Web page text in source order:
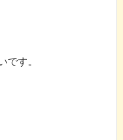
です。